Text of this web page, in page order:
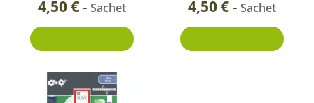
4,50€- Sachet 4,50€- Sachet